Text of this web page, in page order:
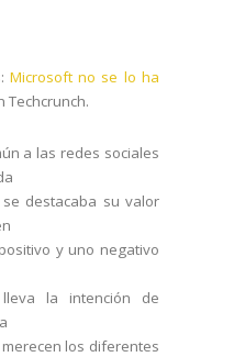
Microsoft no se lo ha
Techcrunch.
a las redes sociales
destacaba su valor
y uno negativo
la intención de
los diferentes